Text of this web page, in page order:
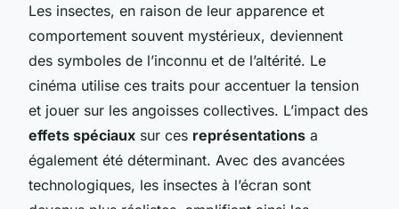
Les insectes, en raison de leur apparence et
comportement souvent mystérieux, deviennent
des symboles de l’inconnu et de l’altérité. Le
cinéma utilise ces traits pour accentuer la tension
et jouer sur les angoisses collectives. L’impact des
effets spéciaux sur ces représentations a
également été déterminant. Avec des avancées
technologiques, les insectes à l’écran sont